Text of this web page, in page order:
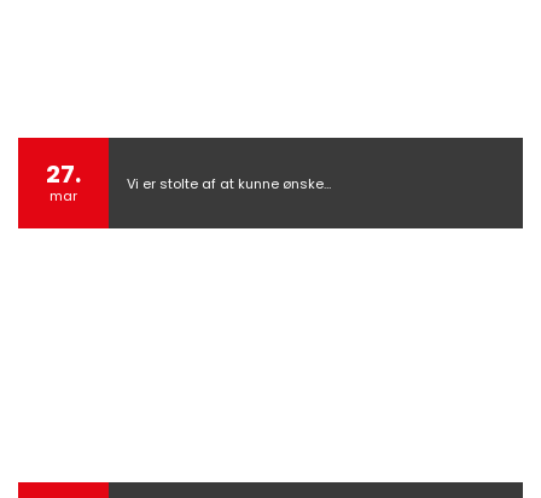
27.
mar
Vi er stolte af at kunne ønske…